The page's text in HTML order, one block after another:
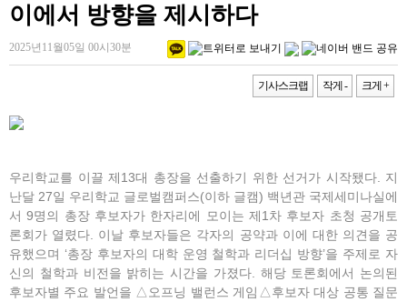
이에서 방향을 제시하다
2025년11월05일 00시30분
기사스크랩 작게 - 크게 +
우리학교를 이끌 제13대 총장을 선출하기 위한 선거가 시작됐다. 지
난달 27일 우리학교 글로벌캠퍼스(이하 글캠) 백년관 국제세미나실에
서 9명의 총장 후보자가 한자리에 모이는 제1차 후보자 초청 공개토
론회가 열렸다. 이날 후보자들은 각자의 공약과 이에 대한 의견을 공
유했으며 ‘총장 후보자의 대학 운영 철학과 리더십 방향’을 주제로 자
신의 철학과 비전을 밝히는 시간을 가졌다. 해당 토론회에서 논의된
후보자별 주요 발언을 △오프닝 밸런스 게임△후보자 대상 공통 질문